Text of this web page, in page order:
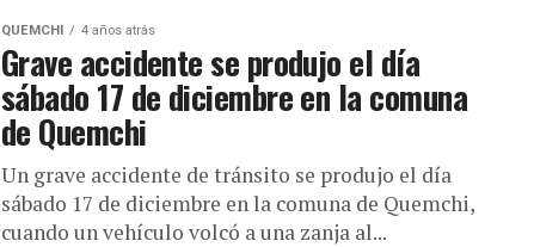
QUEMCHI 4 años atrás
Grave accidente se produjo el día
sábado 17 de diciembre en la comuna
de Quemchi
Un grave accidente de tránsito se produjo el día
sábado 17 de diciembre en la comuna de Quemchi,
cuando un vehículo volcó a una zanja al...